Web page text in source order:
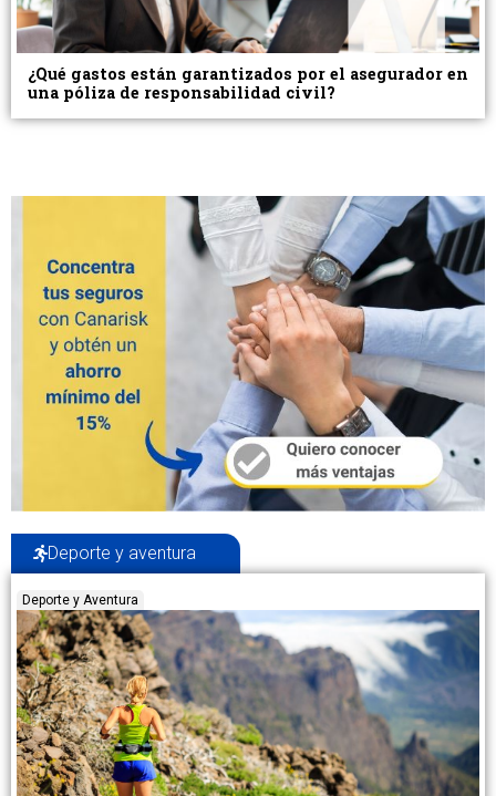
¿Qué gastos están garantizados por el asegurador en
una póliza de responsabilidad civil?
Deporte y aventura
Deporte y Aventura